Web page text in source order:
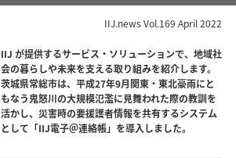
IIJ.news Vol.169 April 2022
IIJ が提供するサービス・ソリューションで、地域社
会の暮らしや未来を支える取り組みを紹介します。
茨城県常総市は、平成27年9月関東・東北豪雨にと
もなう鬼怒川の大規模氾濫に見舞われた際の教訓を
活かし、災害時の要援護者情報を共有するシステム
として「IIJ電子＠連絡帳」を導入しました。